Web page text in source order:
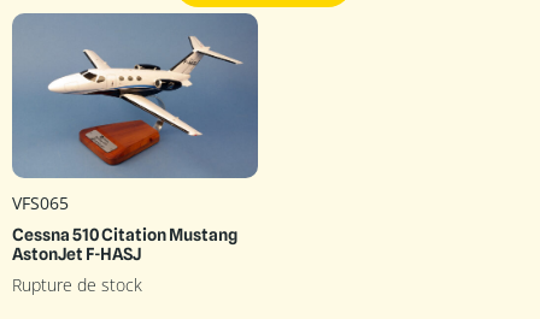
VFS065
Cessna 510 Citation Mustang
AstonJet F-HASJ
Rupture de stock